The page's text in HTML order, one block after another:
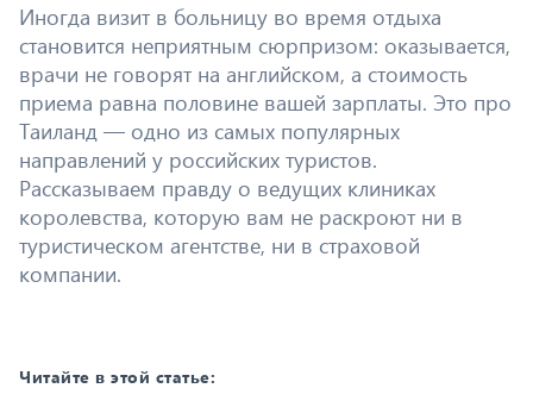
Иногда визит в больницу во время отдыха
становится неприятным сюрпризом: оказывается,
врачи не говорят на английском, а стоимость
приема равна половине вашей зарплаты. Это про
Таиланд — одно из самых популярных
направлений у российских туристов.
Рассказываем правду о ведущих клиниках
королевства, которую вам не раскроют ни в
туристическом агентстве, ни в страховой
компании.
Читайте в этой статье: